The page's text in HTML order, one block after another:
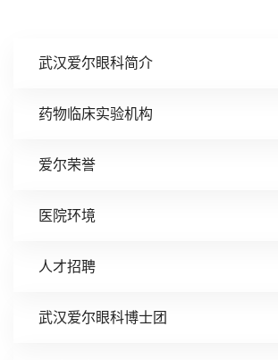
武汉爱尔眼科简介
药物临床实验机构
爱尔荣誉
医院环境
人才招聘
武汉爱尔眼科博士团